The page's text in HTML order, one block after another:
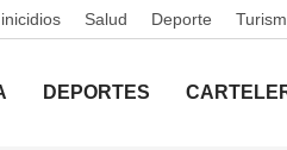
Salud Deporte
DEPORTES